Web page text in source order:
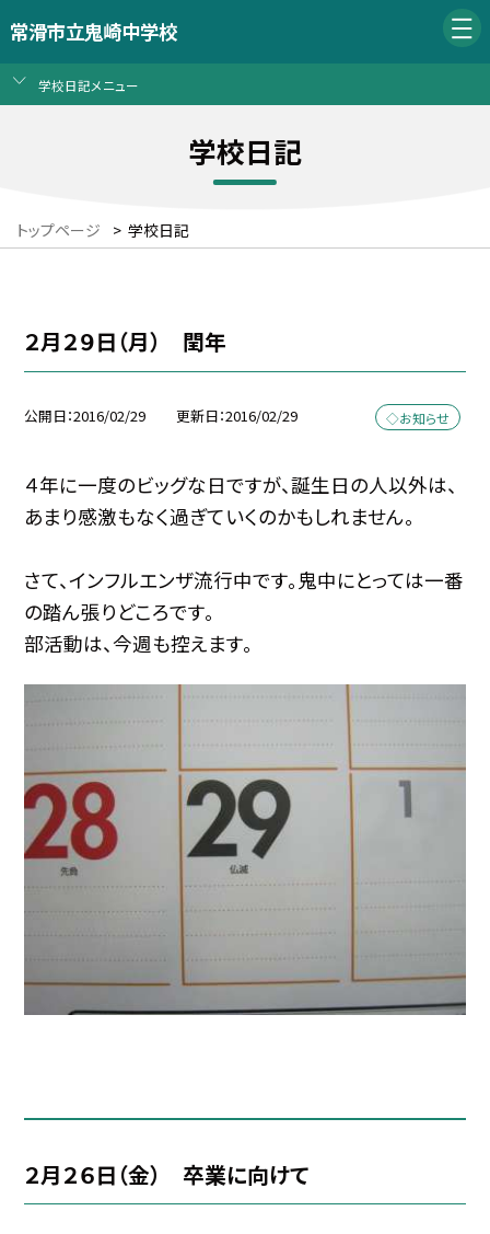
常滑市立鬼崎中学校
学校日記メニュー
学校日記
トップページ > 学校日記
２月２９日（月） 閏年
公開日 2016/02/29 更新日 2016/02/29 ◇お知らせ
４年に一度のビッグな日ですが、誕生日の人以外は、
あまり感激もなく過ぎていくのかもしれません。
さて、インフルエンザ流行中です。鬼中にとっては一番
の踏ん張りどころです。
部活動は、今週も控えます。
２月２６日（金） 卒業に向けて